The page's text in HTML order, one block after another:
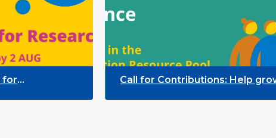
Call for Contributions: Help grow the